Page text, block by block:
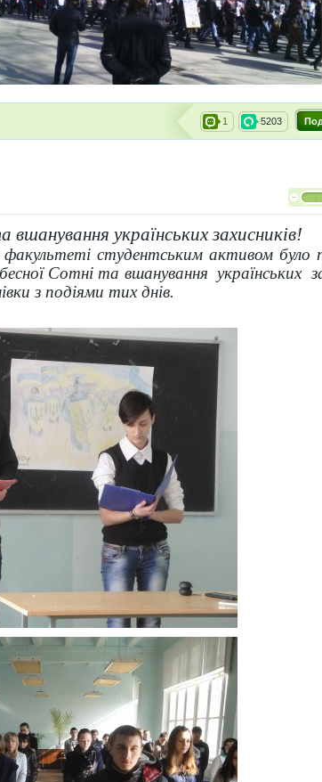
5203
1
вшанування українських захисників!
студентським активом було
Сотні та вшанування українських
з подіями тих днів.